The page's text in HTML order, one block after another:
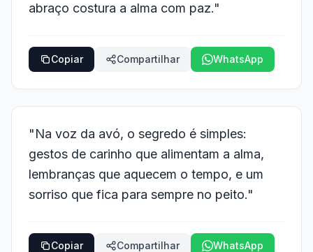
abraço costura a alma com paz."
Copiar Compartilhar WhatsApp
"Na voz da avó, o segredo é simples:
gestos de carinho que alimentam a alma,
lembranças que aquecem o tempo, e um
sorriso que fica para sempre no peito."
Copiar Compartilhar WhatsApp